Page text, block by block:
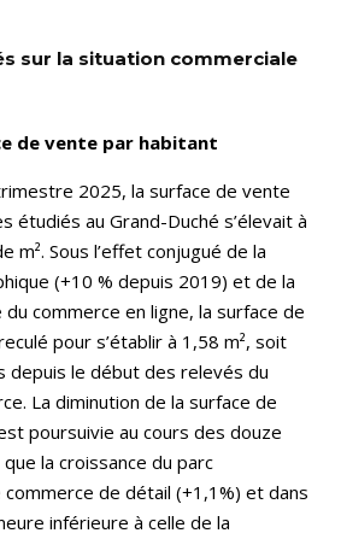
sur la situation commerciale
de vente par habitant
2025, la surface de vente
étudiés au Grand-Duché s’élevait à
m². Sous l’effet conjugué de la
(+10 % depuis 2019) et de la
commerce en ligne, la surface de
pour s’établir à 1,58 m², soit
depuis le début des relevés du
La diminution de la surface de
poursuivie au cours des douze
la croissance du parc
de détail (+1,1%) et dans
inférieure à celle de la